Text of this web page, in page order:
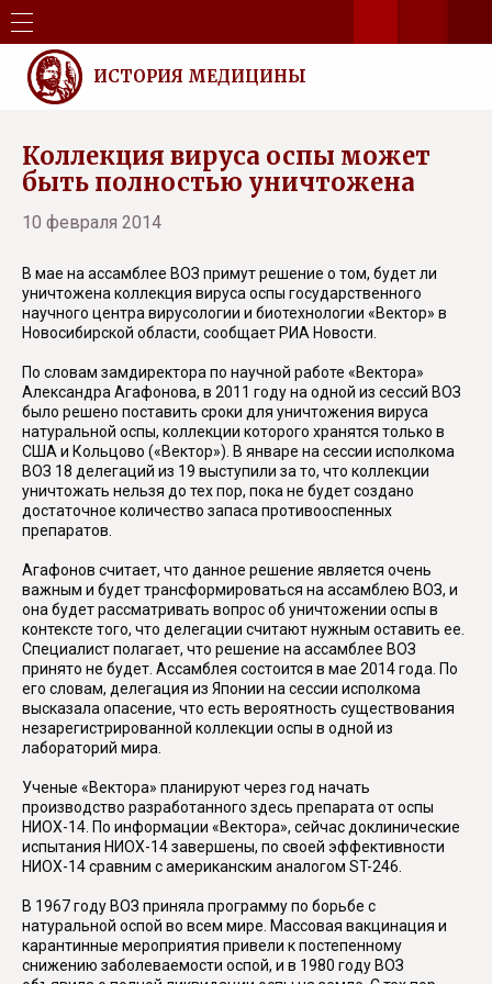
ИСТОРИЯ МЕДИЦИНЫ
Коллекция вируса оспы может
быть полностью уничтожена
10 февраля 2014
В мае на ассамблее ВОЗ примут решение о том, будет ли
уничтожена коллекция вируса оспы государственного
научного центра вирусологии и биотехнологии «Вектор» в
Новосибирской области, сообщает РИА Новости.
По словам замдиректора по научной работе «Вектора»
Александра Агафонова, в 2011 году на одной из сессий ВОЗ
было решено поставить сроки для уничтожения вируса
натуральной оспы, коллекции которого хранятся только в
США и Кольцово («Вектор»). В январе на сессии исполкома
ВОЗ 18 делегаций из 19 выступили за то, что коллекции
уничтожать нельзя до тех пор, пока не будет создано
достаточное количество запаса противооспенных
препаратов.
Агафонов считает, что данное решение является очень
важным и будет трансформироваться на ассамблею ВОЗ, и
она будет рассматривать вопрос об уничтожении оспы в
контексте того, что делегации считают нужным оставить ее.
Специалист полагает, что решение на ассамблее ВОЗ
принято не будет. Ассамблея состоится в мае 2014 года. По
его словам, делегация из Японии на сессии исполкома
высказала опасение, что есть вероятность существования
незарегистрированной коллекции оспы в одной из
лабораторий мира.
Ученые «Вектора» планируют через год начать
производство разработанного здесь препарата от оспы
НИОХ-14. По информации «Вектора», сейчас доклинические
испытания НИОХ-14 завершены, по своей эффективности
НИОХ-14 сравним с американским аналогом ST-246.
В 1967 году ВОЗ приняла программу по борьбе с
натуральной оспой во всем мире. Массовая вакцинация и
карантинные мероприятия привели к постепенному
снижению заболеваемости оспой, и в 1980 году ВОЗ